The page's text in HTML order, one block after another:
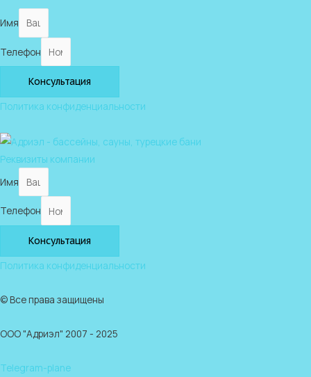
Имя
Телефон
Консультация
Политика конфиденциальности
Реквизиты компании
Имя
Телефон
Консультация
Политика конфиденциальности
© Все права защищены
ООО "Адриэл" 2007 - 2025
Telegram-plane